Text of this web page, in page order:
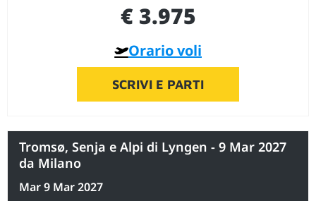
€ 3.975
Orario voli
SCRIVI E PARTI
Tromsø, Senja e Alpi di Lyngen - 9 Mar 2027
da Milano
Mar 9 Mar 2027